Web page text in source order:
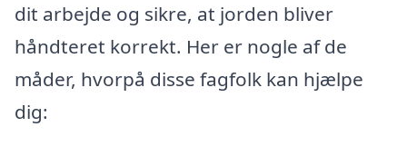
dit arbejde og sikre, at jorden bliver
håndteret korrekt. Her er nogle af de
måder, hvorpå disse fagfolk kan hjælpe
dig: